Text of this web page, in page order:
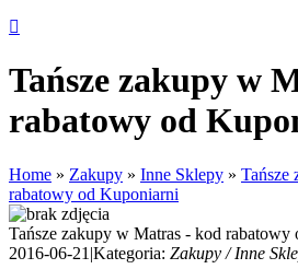
Tańsze zakupy w
rabatowy od
Home » Zakupy » Inne Sklepy » Tańsze
rabatowy od Kuponiarni
Tańsze zakupy w Matras - kod rabatowy
2016-06-21 |Kategoria: Zakupy / Inne